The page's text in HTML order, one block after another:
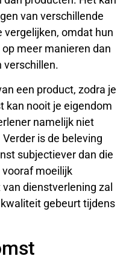
van verschillende
vergelijken, omdat hun
meer manieren dan
verschillen.
een product, zodra je
kan nooit je eigendom
namelijk niet
is de beleving
subjectiever dan die
vooraf moeilijk
dienstverlening zal
gebeurt tijdens